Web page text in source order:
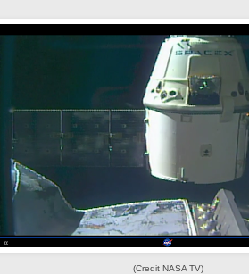
(Credit NASA TV)